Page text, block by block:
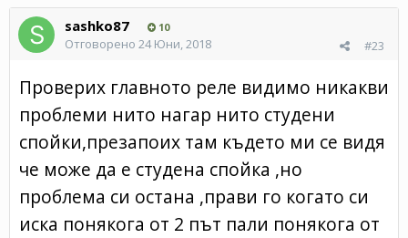
sashko87 10
#23
Отговорено 24 Юни, 2018
Проверих главното реле видимо никакви
проблеми нито нагар нито студени
спойки,презапоих там където ми се видя
че може да е студена спойка ,но
проблема си остана ,прави го когато си
иска понякога от 2 път пали понякога от